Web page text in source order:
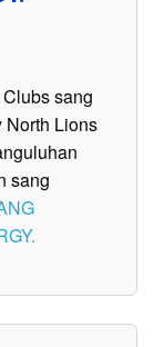
sang
North Lions
sang